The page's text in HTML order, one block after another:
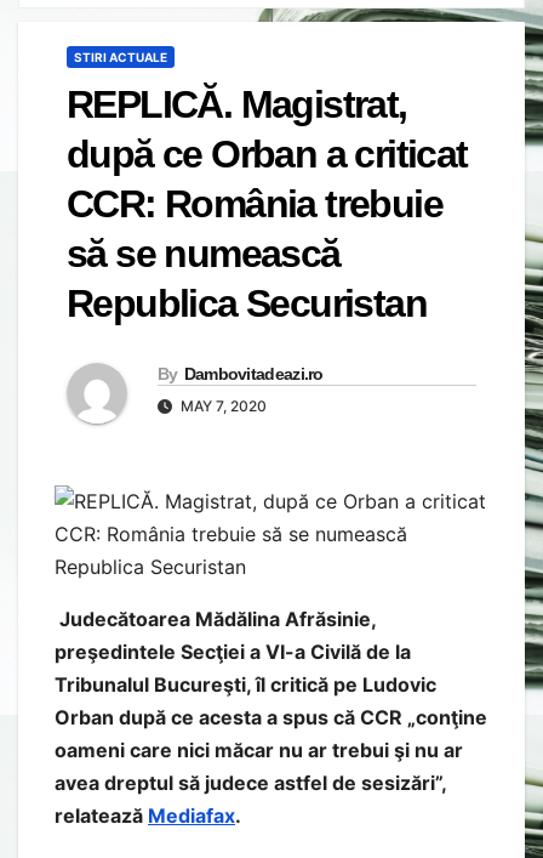
STIRI ACTUALE
REPLICĂ. Magistrat,
după ce Orban a criticat
CCR: România trebuie
să se numească
Republica Securistan
By Dambovitadeazi.ro
MAY 7, 2020
Judecătoarea Mădălina Afrăsinie,
preşedintele Secţiei a VI-a Civilă de la
Tribunalul Bucureşti, îl critică pe Ludovic
Orban după ce acesta a spus că CCR „conţine
oameni care nici măcar nu ar trebui şi nu ar
avea dreptul să judece astfel de sesizări”,
relatează Mediafax.